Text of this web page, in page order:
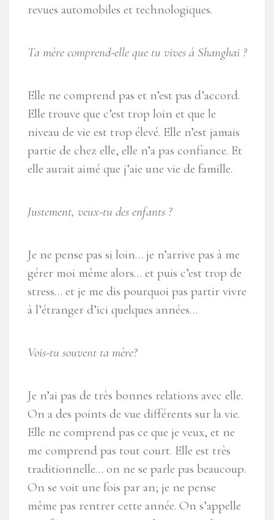
revues automobiles et technologiques.
Ta mère comprend-elle que tu vives à Shanghai ?
Elle ne comprend pas et n’est pas d’accord.
Elle trouve que c’est trop loin et que le
niveau de vie est trop élevé. Elle n’est jamais
partie de chez elle, elle n’a pas confiance. Et
elle aurait aimé que j’aie une vie de famille.
Justement, veux-tu des enfants ?
Je ne pense pas si loin… je n’arrive pas à me
gérer moi même alors… et puis c’est trop de
stress… et je me dis pourquoi pas partir vivre
à l’étranger d’ici quelques années…
Vois-tu souvent ta mère?
Je n’ai pas de très bonnes relations avec elle.
On a des points de vue différents sur la vie.
Elle ne comprend pas ce que je veux, et ne
me comprend pas tout court. Elle est très
traditionnelle… on ne se parle pas beaucoup.
On se voit une fois par an; je ne pense
même pas rentrer cette année. On s’appelle